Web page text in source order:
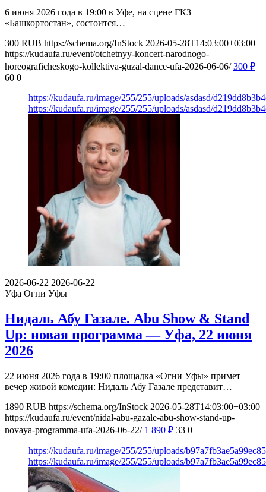
6 июня 2026 года в 19:00 в Уфе, на сцене ГКЗ
«Башкортостан», состоится…
300 RUB https://schema.org/InStock 2026-05-28T14:03:00+03:00
https://kudaufa.ru/event/otchetnyy-koncert-narodnogo-
horeograficheskogo-kollektiva-guzal-dance-ufa-2026-06-06/ 300 ₽
60 0
https://kudaufa.ru/image/255/255/uploads/asdasd/
https://kudaufa.ru/image/255/255/uploads/asdasd/
2026-06-22 2026-06-22
Уфа Огни Уфы
Нидаль Абу Газале. Abu Show & Stand
Up: новая программа — Уфа, 22 июня
2026
22 июня 2026 года в 19:00 площадка «Огни Уфы» примет
вечер живой комедии: Нидаль Абу Газале представит…
1890 RUB https://schema.org/InStock 2026-05-28T14:03:00+03:00
https://kudaufa.ru/event/nidal-abu-gazale-abu-show-stand-up-
novaya-programma-ufa-2026-06-22/ 1 890 ₽ 33 0
https://kudaufa.ru/image/255/255/uploads/
https://kudaufa.ru/image/255/255/uploads/